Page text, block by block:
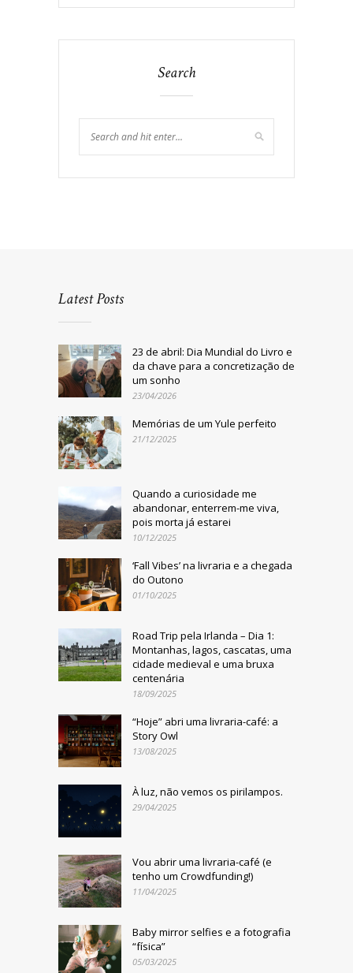
Search
Latest Posts
23 de abril: Dia Mundial do Livro e
da chave para a concretização de
um sonho
23/04/2026
Memórias de um Yule perfeito
21/12/2025
Quando a curiosidade me
abandonar, enterrem-me viva,
pois morta já estarei
10/12/2025
‘Fall Vibes’ na livraria e a chegada
do Outono
01/10/2025
Road Trip pela Irlanda – Dia 1:
Montanhas, lagos, cascatas, uma
cidade medieval e uma bruxa
centenária
18/09/2025
“Hoje” abri uma livraria-café: a
Story Owl
13/08/2025
À luz, não vemos os pirilampos.
29/04/2025
Vou abrir uma livraria-café (e
tenho um Crowdfunding!)
11/04/2025
Baby mirror selfies e a fotografia
“física”
05/03/2025